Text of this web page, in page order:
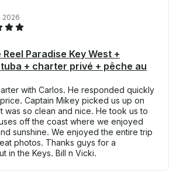
2026
Paradise Key West +
+ charter privé + pêche au
with Carlos. He responded quickly
Captain Mikey picked us up on
was so clean and nice. He took us to
off the coast where we enjoyed
sunshine. We enjoyed the entire trip
photos. Thanks guys for a
in the Keys. Bill n Vicki.